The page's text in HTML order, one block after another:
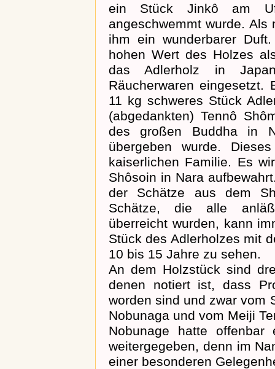
ein Stück Jinkô am
angeschwemmt wurde.
ihm ein wunderbarer
hohen Wert des Holzes
das Adlerholz in
Räucherwaren
11 kg schweres Stück
(abgedankten) Tennô
des großen Buddha in
übergeben wurde.
kaiserlichen Familie. Es
Shôsoin in Nara
der Schätze aus dem
Schätze, die alle
überreicht wurden, kann
Stück des Adlerholzes mit
10 bis 15 Jahre zu sehen.
An dem Holzstück sind
denen notiert ist, dass
worden sind und zwar vom
Nobunaga und vom Meiji
Nobunage hatte
weitergegeben, denn im
einer besonderen